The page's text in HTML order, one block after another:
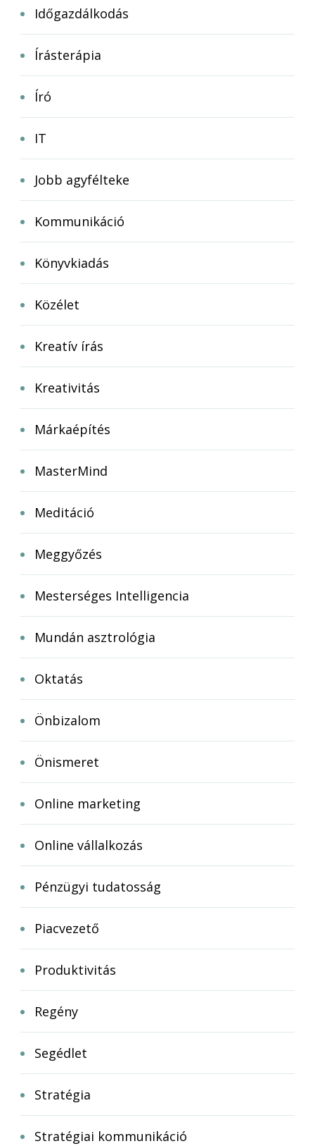
Időgazdálkodás
Írásterápia
Író
IT
Jobb agyfélteke
Kommunikáció
Könyvkiadás
Közélet
Kreatív írás
Kreativitás
Márkaépítés
MasterMind
Meditáció
Meggyőzés
Mesterséges Intelligencia
Mundán asztrológia
Oktatás
Önbizalom
Önismeret
Online marketing
Online vállalkozás
Pénzügyi tudatosság
Piacvezető
Produktivitás
Regény
Segédlet
Stratégia
Stratégiai kommunikáció